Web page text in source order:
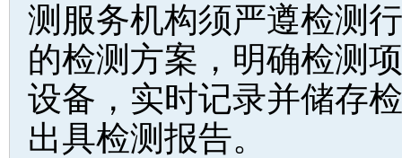
测服务机构须严遵检测
的检测方案，明确检测
设备，实时记录并储存
出具检测报告。